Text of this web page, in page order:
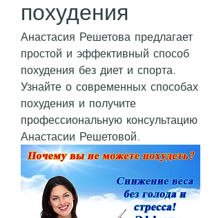
похудения
Анастасия Решетова предлагает
простой и эффективный способ
похудения без диет и спорта.
Узнайте о современных способах
похудения и получите
профессиональную консультацию
Анастасии Решетовой.